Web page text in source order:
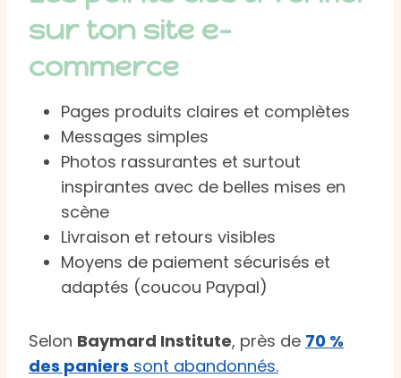
sur ton site e-
commerce
Pages produits claires et complètes
Messages simples
Photos rassurantes et surtout
inspirantes avec de belles mises en
scène
Livraison et retours visibles
Moyens de paiement sécurisés et
adaptés (coucou Paypal)
Selon Baymard Institute, près de 70 %
des paniers sont abandonnés.